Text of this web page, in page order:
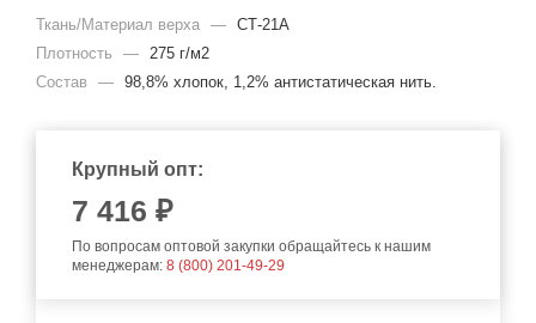
Ткань/Материал верха — СТ-21А
Плотность
— 275 г/м2
Состав
— 98,8% хлопок, 1,2% антистатическая нить.
Крупный опт:
7 416 ₽
По вопросам оптовой закупки обращайтесь к нашим
менеджерам: 8 (800) 201-49-29